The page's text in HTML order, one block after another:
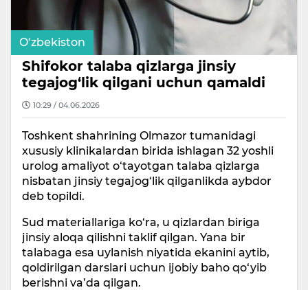
O‘zbekiston
Shifokor talaba qizlarga jinsiy
tegajog‘lik qilgani uchun qamaldi
10:29 / 04.06.2026
Toshkent shahrining Olmazor tumanidagi
xususiy klinikalardan birida ishlagan 32 yoshli
urolog amaliyot o‘tayotgan talaba qizlarga
nisbatan jinsiy tegajog‘lik qilganlikda aybdor
deb topildi.
Sud materiallariga ko‘ra, u qizlardan biriga
jinsiy aloqa qilishni taklif qilgan. Yana bir
talabaga esa uylanish niyatida ekanini aytib,
qoldirilgan darslari uchun ijobiy baho qo‘yib
berishni va’da qilgan.